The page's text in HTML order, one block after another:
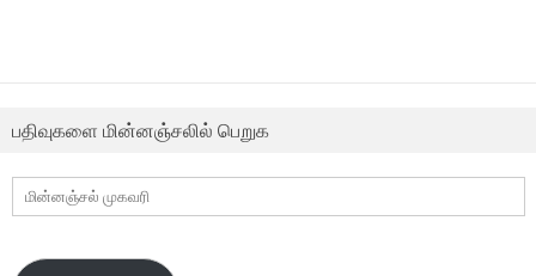
பதிவுகளை மின்னஞ்சலில் பெறுக
மின்னஞ்சல்
முகவரி